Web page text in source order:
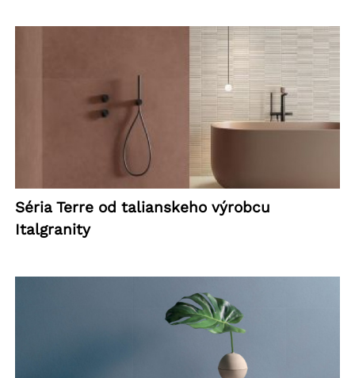
Séria Terre od talianskeho výrobcu
Italgranity